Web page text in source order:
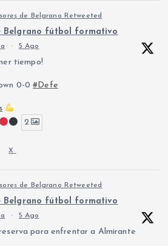
de Belgrano Retweeted
Belgrano fútbol formativo
· 5 Ago
tiempo!
0-0#Defe
2
X
de Belgrano Retweeted
Belgrano fútbol formativo
· 5 Ago
para enfrentar a Almirante